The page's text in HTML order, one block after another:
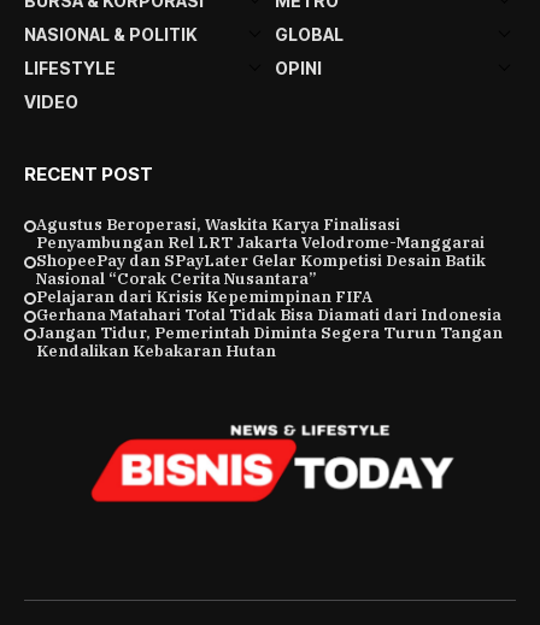
NASIONAL & POLITIK
GLOBAL
LIFESTYLE
OPINI
VIDEO
RECENT POST
Agustus Beroperasi, Waskita Karya Finalisasi
Penyambungan Rel LRT Jakarta Velodrome-Manggarai
ShopeePay dan SPayLater Gelar Kompetisi Desain Batik
Nasional “Corak Cerita Nusantara”
Pelajaran dari Krisis Kepemimpinan FIFA
Gerhana Matahari Total Tidak Bisa Diamati dari Indonesia
Jangan Tidur, Pemerintah Diminta Segera Turun Tangan
Kendalikan Kebakaran Hutan